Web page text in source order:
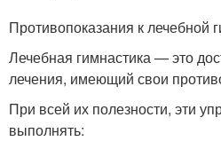
Противопоказания к лечебной
Лечебная гимнастика — это
лечения, имеющий свои
При всей их полезности, эти
выполнять: